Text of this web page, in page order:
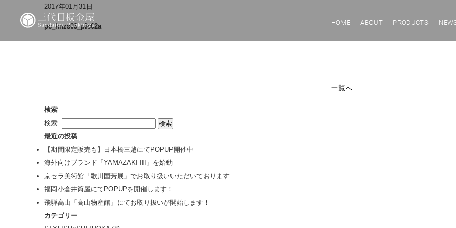
HOME ABOUT PRODUCTS
2017年01月31日
pc_knzs03_pic02a
一覧へ
検索
検索:
最近の投稿
【期間限定販売も】日本橋三越にてPOPUP開催中
海外向けブランド「YAMAZAKI III」を始動
京セラ美術館「歌川国芳展」でお取り扱いいただいております
福岡小倉井筒屋にてPOPUPを開催します！
飛騨高山「高山物産館」にてお取り扱いが開始します！
カテゴリー